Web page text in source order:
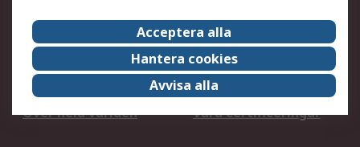
Om RS
Försäljningsvillkor
Det juridiska
Press Centre
Jobba hos RS
ESG
Över hela världen
Våra certificeringar
Acceptera alla
Hantera cookies
Avvisa alla